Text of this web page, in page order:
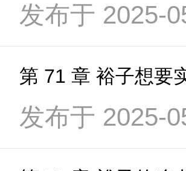
发布于 2025-
第 71 章 裕子想要
发布于 2025-